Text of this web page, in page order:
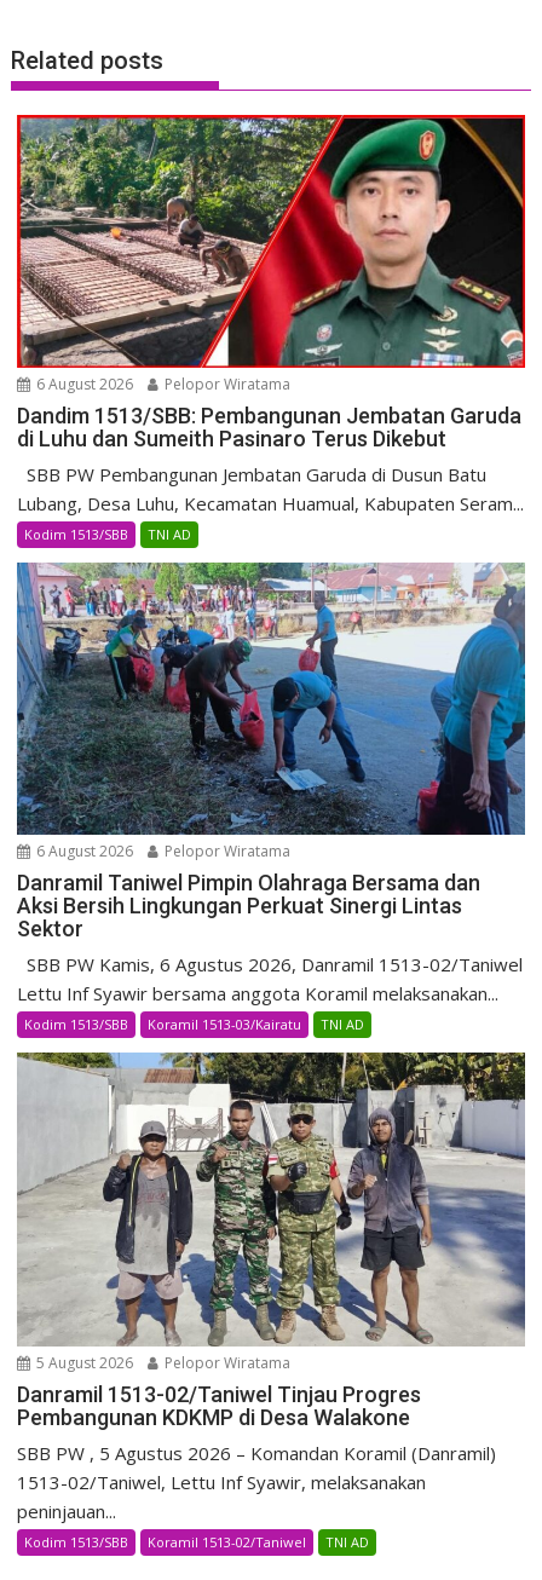
Related posts
6 August 2026 Pelopor Wiratama
Dandim 1513/SBB: Pembangunan Jembatan Garuda
di Luhu dan Sumeith Pasinaro Terus Dikebut
SBB PW Pembangunan Jembatan Garuda di Dusun Batu
Lubang, Desa Luhu, Kecamatan Huamual, Kabupaten Seram...
Kodim 1513/SBB TNI AD
6 August 2026 Pelopor Wiratama
Danramil Taniwel Pimpin Olahraga Bersama dan
Aksi Bersih Lingkungan Perkuat Sinergi Lintas
Sektor
SBB PW Kamis, 6 Agustus 2026, Danramil 1513-02/Taniwel
Lettu Inf Syawir bersama anggota Koramil melaksanakan...
Kodim 1513/SBB Koramil 1513-03/Kairatu TNI AD
5 August 2026 Pelopor Wiratama
Danramil 1513-02/Taniwel Tinjau Progres
Pembangunan KDKMP di Desa Walakone
SBB PW , 5 Agustus 2026 – Komandan Koramil (Danramil)
1513-02/Taniwel, Lettu Inf Syawir, melaksanakan
peninjauan...
Kodim 1513/SBB Koramil 1513-02/Taniwel TNI AD